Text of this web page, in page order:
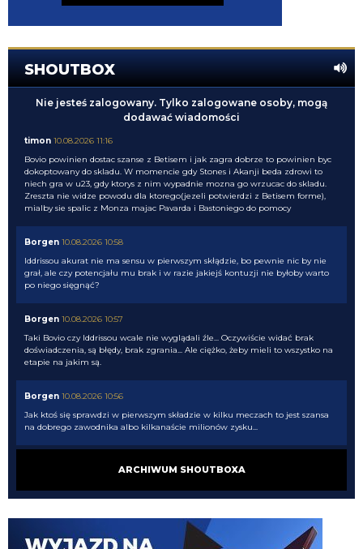
SHOUTBOX
Nie jesteś zalogowany. Tylko zalogowane osoby, mogą
dodawać wiadomości
timon 10.08.2026 11:16
Bovio powinien dostac szanse z Betisem i jak zagra dobrze to powinien byc
dokoptowany do skladu. W momencie gdy Stones i Akanji beda zdrowi to
niech gra w u23, gdy ktorys z nim wypadnie mozna go wrzucac do skladu.
Zreszta nie widze powodu dla ktorego(jezeli potwierdzi z Betisem forme),
mialby sie spalic z Monza majac Pavarda i Bastoniego do pomocy
Borgen 10.08.2026 10:58
Iddrissou akurat nie ma sensu w pierwszym skłądzie, bo pewnie nic by nie
grał, ale czy potencjału mu brak i w razie jakiejś kontuzji nie byłoby warto
po niego sięgnąć?
Borgen 10.08.2026 10:57
Taki Bovio czy Iddrissou wcale nie wyglądali źle... Oczywiście widać brak
doświadczenia, są błędy, brak zgrania... Ale ciężko, żeby mieli to wszystko na
etapie na jakim są.
Borgen 10.08.2026 10:56
Jak ktoś się sprawdzi w pierwszym składzie w kilku meczach to jest szansa
na dobrego zawodnika albo kilkanaście milionów zysku...
z potencjałem i po co płacić za podobnych tak dużą kasę, a naszych
Borgen 10.08.2026 10:54
ARCHIWUM SHOUTBOXA